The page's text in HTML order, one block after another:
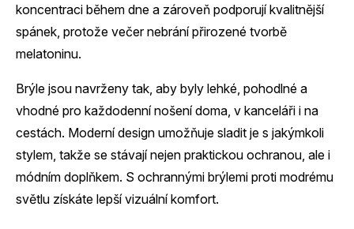
koncentraci během dne a zároveň podporují kvalitnější
spánek, protože večer nebrání přirozené tvorbě
melatoninu.
Brýle jsou navrženy tak, aby byly lehké, pohodlné a
vhodné pro každodenní nošení doma, v kanceláři i na
cestách. Moderní design umožňuje sladit je s jakýmkoli
stylem, takže se stávají nejen praktickou ochranou, ale i
módním doplňkem. S ochrannými brýlemi proti modrému
světlu získáte lepší vizuální komfort.